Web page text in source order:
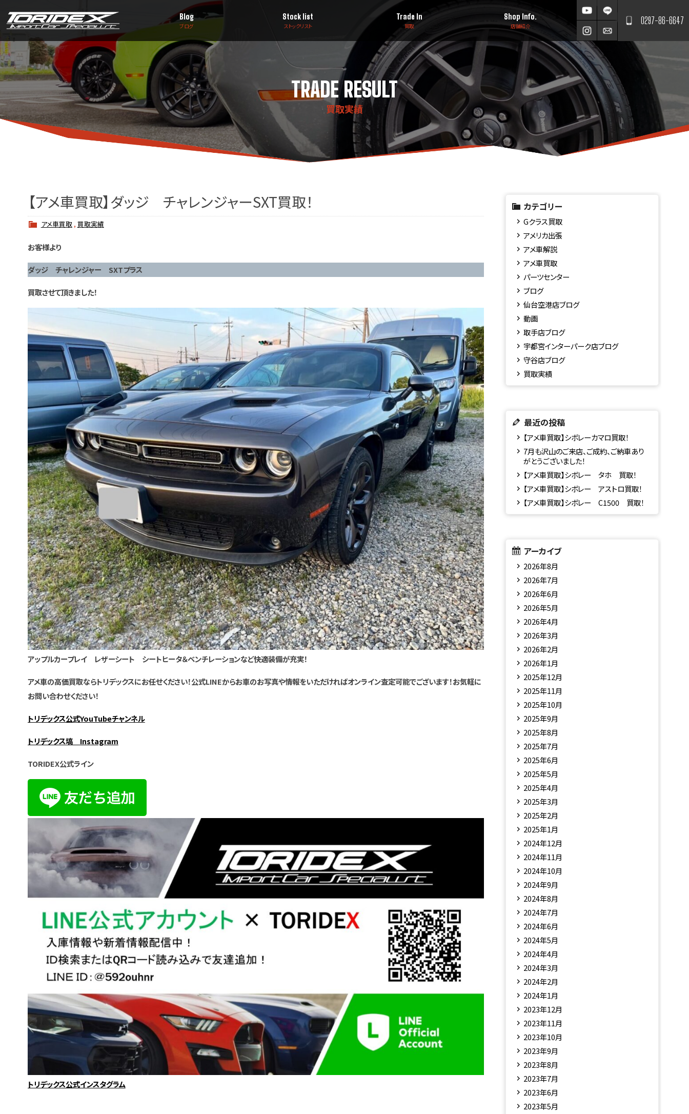
0297-86-6647
Blog
ブログ
Stock list
ストックリスト
Trade In
買取
Shop Info.
店舗紹介
TRADE RESULT
買取実績
【アメ車買取】ダッジ チャレンジャーSXT買取！
アメ車買取, 買取実績
お客様より
ダッジ チャレンジャー SXTプラス
買取させて頂きました！
アップルカープレイ レザーシート シートヒータ＆ベンチレーションなど快適装備が充実！
アメ車の高価買取ならトリデックスにお任せください！公式LINEからお車のお写真や情報をいただければオンライン査定可能でございます！お気軽に
お問い合わせください！
トリデックス公式YouTubeチャンネル
トリデックス塙 Instagram
TORIDEX公式ライン
トリデックス公式インスタグラム
カテゴリー
Gクラス買取
アメリカ出張
アメ車解説
アメ車買取
パーツセンター
ブログ
仙台空港店ブログ
動画
取手店ブログ
宇都宮インターパーク店ブログ
守谷店ブログ
買取実績
最近の投稿
【アメ車買取】シボレーカマロ買取！
7月も沢山のご来店、ご成約、ご納車あり
がとうございました！
【アメ車買取】シボレー タホ 買取！
【アメ車買取】シボレー アストロ買取！
【アメ車買取】シボレー C1500 買取！
アーカイブ
2026年8月
2026年7月
2026年6月
2026年5月
2026年4月
2026年3月
2026年2月
2026年1月
2025年12月
2025年11月
2025年10月
2025年9月
2025年8月
2025年7月
2025年6月
2025年5月
2025年4月
2025年3月
2025年2月
2025年1月
2024年12月
2024年11月
2024年10月
2024年9月
2024年8月
2024年7月
2024年6月
2024年5月
2024年4月
2024年3月
2024年2月
2024年1月
2023年12月
2023年11月
2023年10月
2023年9月
2023年8月
2023年7月
2023年6月
2023年5月